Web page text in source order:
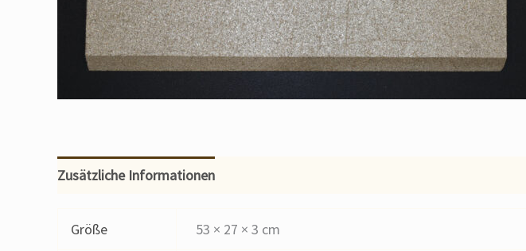
Zusätzliche Informationen
Größe 53 × 27 × 3 cm